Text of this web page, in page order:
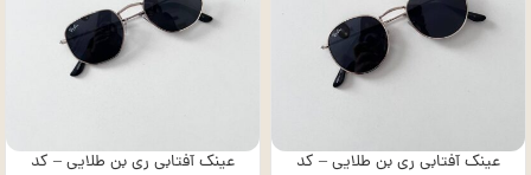
عینک آفتابی ری بن طلایی – کد
عینک آفتابی ری بن طلایی – کد